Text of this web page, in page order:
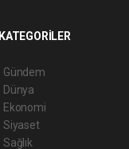
KATEGORİLER
Gündem
Dünya
Ekonomi
Siyaset
Sağlık